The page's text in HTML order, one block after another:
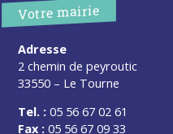
Votre mairie
Adresse
2 chemin de peyroutic
33550 – Le Tourne
Tel. : 05 56 67 02 61
Fax : 05 56 67 09 33